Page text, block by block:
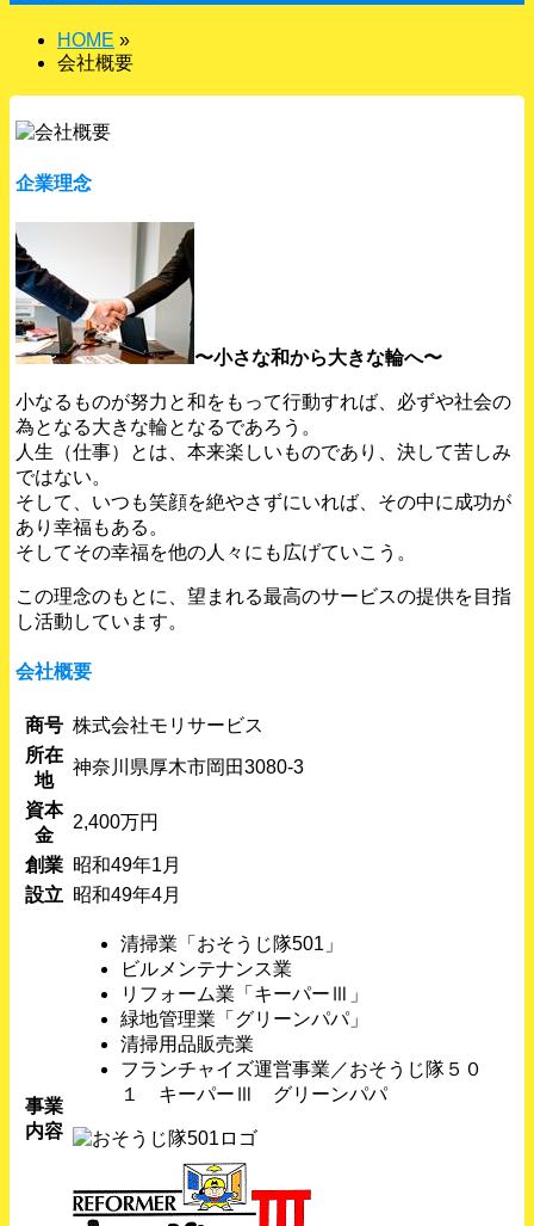
HOME »
会社概要
企業理念
〜小さな和から大きな輪へ〜
小なるものが努力と和をもって行動すれば、必ずや社会の
為となる大きな輪となるであろう。
人生（仕事）とは、本来楽しいものであり、決して苦しみ
ではない。
そして、いつも笑顔を絶やさずにいれば、その中に成功が
あり幸福もある。
そしてその幸福を他の人々にも広げていこう。
この理念のもとに、望まれる最高のサービスの提供を目指
し活動しています。
会社概要
商号 株式会社モリサービス
所在
地
神奈川県厚木市岡田3080-3
資本
金
2,400万円
創業 昭和49年1月
設立 昭和49年4月
事業
内容
清掃業「おそうじ隊501」
ビルメンテナンス業
リフォーム業「キーパーⅢ」
緑地管理業「グリーンパパ」
清掃用品販売業
フランチャイズ運営事業／おそうじ隊５０
１ キーパーⅢ グリーンパパ